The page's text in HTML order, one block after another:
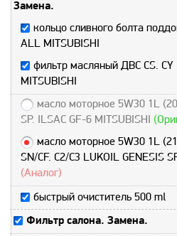
Замена.
кольцо сливного болта
ALL MITSUBISHI
фильтр масляный ДВС CS. CY
MITSUBISHI
масло моторное 5W30 1L
SP. ILSAC GF-6 MITSUBISHI
масло моторное 5W30 1L
SN/CF. C2/С3 LUKOIL GENESIS
(Аналог)
быстрый очиститель 500 ml
Фильтр салона. Замена.